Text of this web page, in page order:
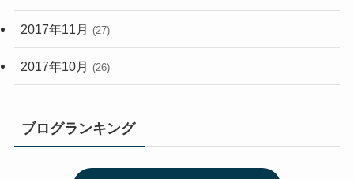
2017年11月 (27)
2017年10月 (26)
ブログランキング